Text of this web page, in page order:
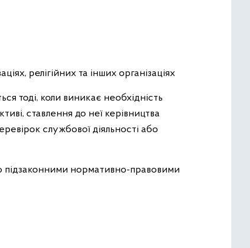
релігійних та інших організаціях
тоді, коли виникає необхідність
ставлення до неї керівництва
службової діяльності або
підзаконними нормативно-правовими